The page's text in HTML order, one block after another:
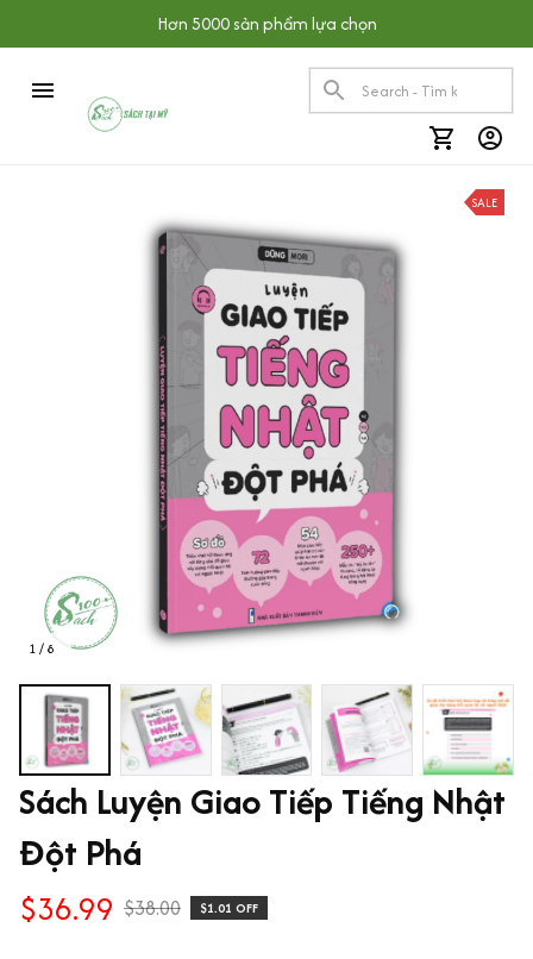
Hơn 5000 sản phẩm lựa chọn
1 / 8
SALE
Sách Luyện Giao Tiếp Tiếng Nhật
Đột Phá
$36.99 $38.00 $1.01 OFF